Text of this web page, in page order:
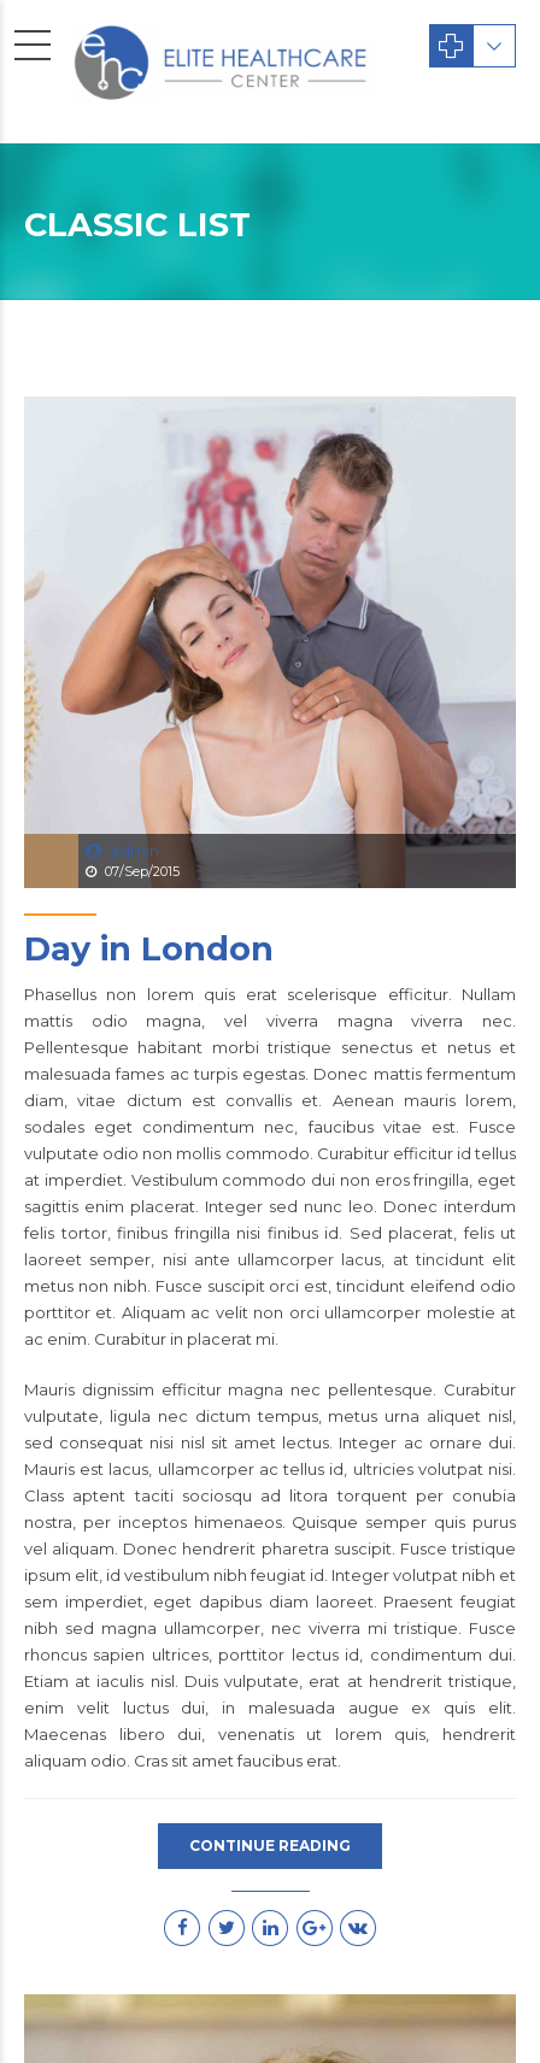
CLASSIC LIST
admin
07/Sep/2015
Day in London
Phasellus non lorem quis erat scelerisque efficitur. Nullam
mattis odio magna, vel viverra magna viverra nec.
Pellentesque habitant morbi tristique senectus et netus et
malesuada fames ac turpis egestas. Donec mattis fermentum
diam, vitae dictum est convallis et. Aenean mauris lorem,
sodales eget condimentum nec, faucibus vitae est. Fusce
vulputate odio non mollis commodo. Curabitur efficitur id tellus
at imperdiet. Vestibulum commodo dui non eros fringilla, eget
sagittis enim placerat. Integer sed nunc leo. Donec interdum
felis tortor, finibus fringilla nisi finibus id. Sed placerat, felis ut
laoreet semper, nisi ante ullamcorper lacus, at tincidunt elit
metus non nibh. Fusce suscipit orci est, tincidunt eleifend odio
porttitor et. Aliquam ac velit non orci ullamcorper molestie at
ac enim. Curabitur in placerat mi.
Mauris dignissim efficitur magna nec pellentesque. Curabitur
vulputate, ligula nec dictum tempus, metus urna aliquet nisl,
sed consequat nisi nisl sit amet lectus. Integer ac ornare dui.
Mauris est lacus, ullamcorper ac tellus id, ultricies volutpat nisi.
Class aptent taciti sociosqu ad litora torquent per conubia
nostra, per inceptos himenaeos. Quisque semper quis purus
vel aliquam. Donec hendrerit pharetra suscipit. Fusce tristique
ipsum elit, id vestibulum nibh feugiat id. Integer volutpat nibh et
sem imperdiet, eget dapibus diam laoreet. Praesent feugiat
nibh sed magna ullamcorper, nec viverra mi tristique. Fusce
rhoncus sapien ultrices, porttitor lectus id, condimentum dui.
Etiam at iaculis nisl. Duis vulputate, erat at hendrerit tristique,
enim velit luctus dui, in malesuada augue ex quis elit.
Maecenas libero dui, venenatis ut lorem quis, hendrerit
aliquam odio. Cras sit amet faucibus erat.
CONTINUE READING